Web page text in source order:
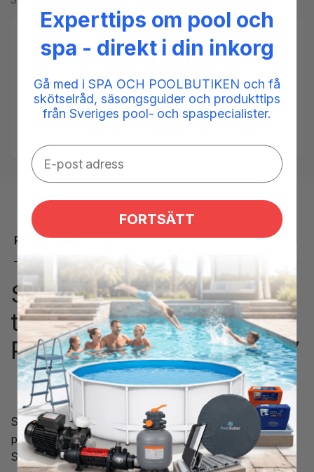
Tillgänglighet:
Low stock: 9 left
Taggar:
luftvärmepump poolexperten,Sensor ,
temperaturgivare, värmepump
Kategorier: Givare spabad,Reservdelar spabad,
Produktbeskrivning
Sensor utloppsvatten
temperatur värmepump
PoolExperten BYC-013/017
Sensor för utloppsvatten temperatur till
poolvärmepump PoolExperten BYC-013/017.
Sitter i modeller från 2020-
Experttips om pool och
spa - direkt i din inkorg
Gå med i SPA OCH POOLBUTIKEN och få
skötselråd, säsongsguider och produkttips
från Sveriges pool- och spaspecialister.
FORTSÄTT